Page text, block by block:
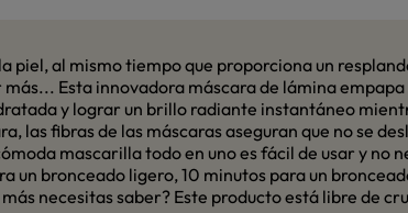
al mismo tiempo que proporciona un
Esta innovadora máscara de lámina
y lograr un brillo radiante instantáneo
las fibras de las máscaras aseguran que no se
mascarilla todo en uno es fácil de usar y no
bronceado ligero, 10 minutos para un
necesitas saber? Este producto está libre de